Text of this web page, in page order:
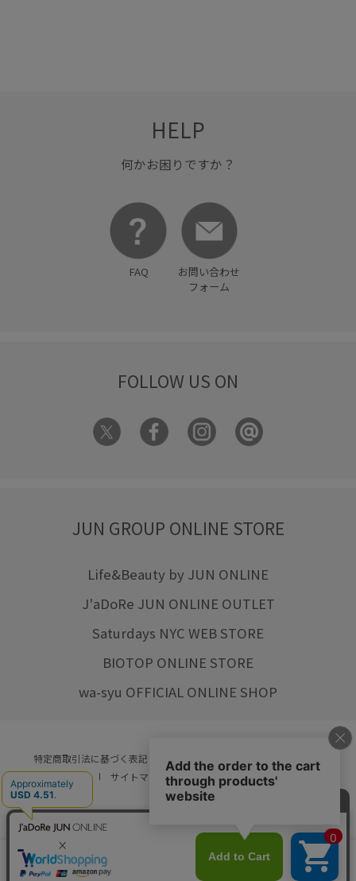
HELP
何かお困りですか？
FAQ
お問い合わせ
フォーム
FOLLOW US ON
JUN GROUP ONLINE STORE
Life&Beauty by JUN ONLINE
J'aDoRe JUN ONLINE OUTLET
Saturdays NYC WEB STORE
BIOTOP ONLINE STORE
wa-syu OFFICIAL ONLINE SHOP
特定商取引法に基づく表記 プライバシーポリシー
ご利用規約
サイトマップ リクルート ご利用ガイド
© JUN CO.,LTD. ALL RIGHTS RESERVED.
店舗在庫
をみる
カートに入れる